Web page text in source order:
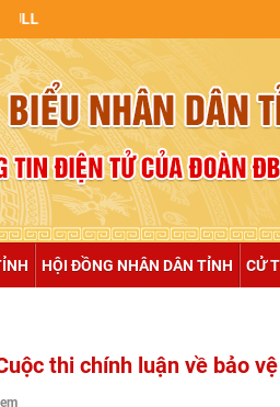
HỘI ĐỒNG NHÂN DÂN TỈNH CỬ
thi chính luận về bảo